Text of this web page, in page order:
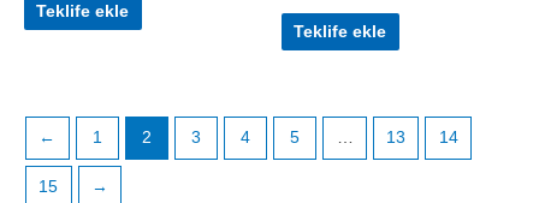
Teklife ekle
Teklife ekle
← 1 2 3 4 5 … 13 14
15 →